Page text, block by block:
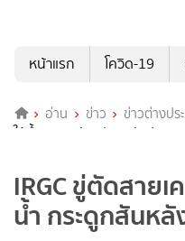
หน้าแรก
โควิด-19
อ่าน ข่าว ข่าวต่างปร
ใต้น้ำ กระดูกสันหลังดิจิตัลประเทศ
IRGC ขู่ตัดสายเ
น้ำ กระดูกสันหลั